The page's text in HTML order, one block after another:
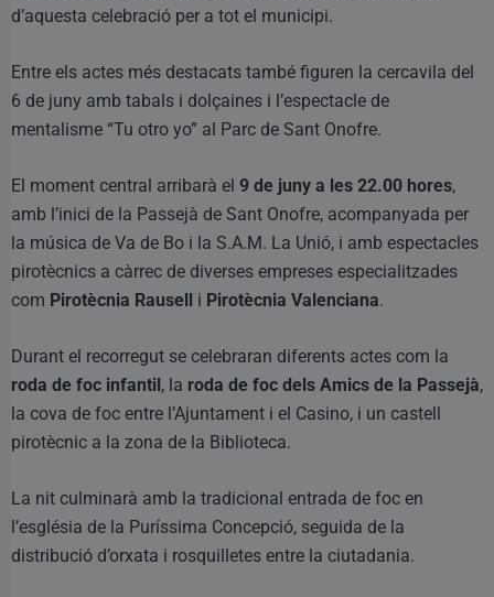
d’aquesta celebració per a tot el municipi.
Entre els actes més destacats també figuren la cercavila del
6 de juny amb tabals i dolçaines i l’espectacle de
mentalisme “Tu otro yo” al Parc de Sant Onofre.
El moment central arribarà el 9 de juny a les 22.00 hores,
amb l’inici de la Passejà de Sant Onofre, acompanyada per
la música de Va de Bo i la S.A.M. La Unió, i amb espectacles
pirotècnics a càrrec de diverses empreses especialitzades
com Pirotècnia Rausell i Pirotècnia Valenciana.
Durant el recorregut se celebraran diferents actes com la
roda de foc infantil , la roda de foc dels Amics de la Passejà,
la cova de foc entre l’Ajuntament i el Casino, i un castell
pirotècnic a la zona de la Biblioteca.
La nit culminarà amb la tradicional entrada de foc en
l’església de la Puríssima Concepció, seguida de la
distribució d’orxata i rosquilletes entre la ciutadania.